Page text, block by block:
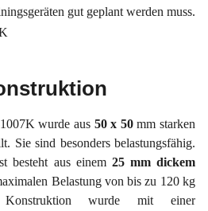
gut geplant werden muss.
wurde aus 50 x 50mm starken
Sie sind besonders belastungsfähig.
besteht aus einem 25 mm dickem
Belastung von bis zu 120 kg
wurde mit einer